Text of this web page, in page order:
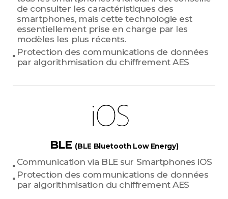
de consulter les caractéristiques des
smartphones, mais cette technologie est
essentiellement prise en charge par les
modèles les plus récents.
Protection des communications de données
par algorithmisation du chiffrement AES
BLE (BLE Bluetooth Low Energy)
Communication via BLE sur Smartphones iOS
Protection des communications de données
par algorithmisation du chiffrement AES